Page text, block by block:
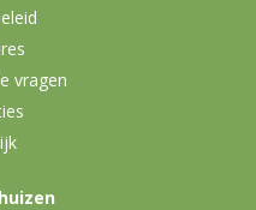
vragen